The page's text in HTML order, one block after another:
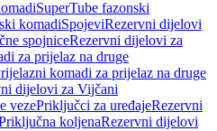
SuperTube fazonski
komadiSpojeviRezervni dijelovi
spojniceRezervni dijelovi za
za prijelaz na druge
komadi za prijelaz na druge
dijelovi za Vijčani
vezePriključci za uređajeRezervni
koljenaRezervni dijelovi